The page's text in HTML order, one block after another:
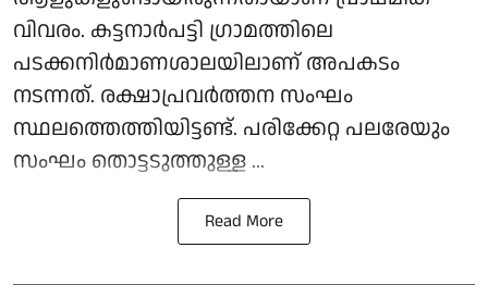
വിവരം. കട്ടനാര്‍പട്ടി ഗ്രാമത്തിലെ
പടക്കനിര്‍മാണശാലയിലാണ് അപകടം
നടന്നത്. രക്ഷാപ്രവര്‍ത്തന സംഘം
സ്ഥലത്തെത്തിയിട്ടണ്ട്. പരിക്കേറ്റ പലരേയും
സംഘം തൊട്ടടുത്തുള്ള ...
Read More